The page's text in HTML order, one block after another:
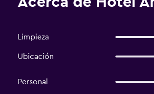
Limpieza
Ubicación
Personal